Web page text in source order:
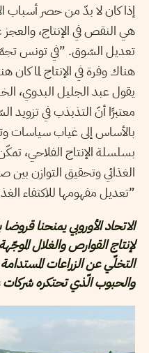
إذا كان لا بدّ من حصر أسباب
هي النقص في الإنتاج،
تعديل السّوق. ”في تونس
هناك وفرة في الإنتاج لما كان
يقول عبد الجليل البدوي،
معتبرًا أنّ التذبذب في تزويد
بالأساس إلى غياب سياسات
بسلسلة الإنتاج الفلاحي،
الغذائي وتحقيق التوازن بين
”تعديل مفهومها للاكتفاء
الاتحاد الأوروبي يمنحنا
لإنتاج القوارص والغلال
التخلّي عن الزراعات
والحبوب الّذي تحتكره شركات